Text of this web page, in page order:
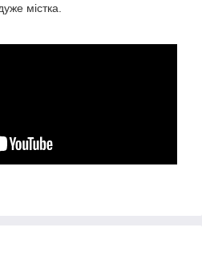
містка.